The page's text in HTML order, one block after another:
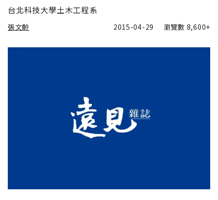
台北科技大學土木工程系
張文齡 2015-04-29 瀏覽數 8,600+